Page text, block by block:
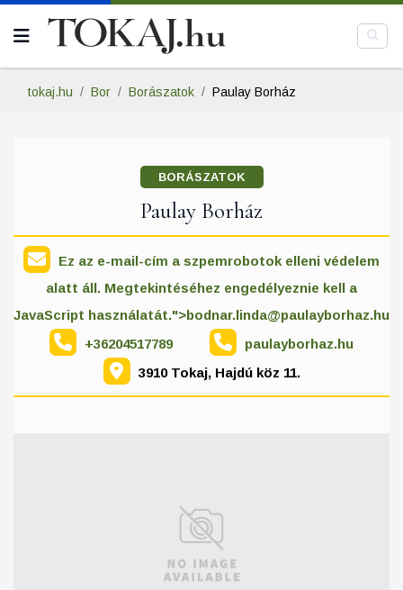
tokaj.hu Bor Borászatok Paulay Borház
BORÁSZATOK
Paulay Borház
Ez az e-mail-cím a szpemrobotok elleni védelem
alatt áll. Megtekintéséhez engedélyeznie kell a
JavaScript használatát.">bodnar.linda@paulayborhaz.hu
+36204517789
paulayborhaz.hu
3910 Tokaj, Hajdú köz 11.